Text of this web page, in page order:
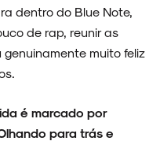
dentro do Blue Note,
de rap, reunir as
muito feliz
é marcado por
para trás e